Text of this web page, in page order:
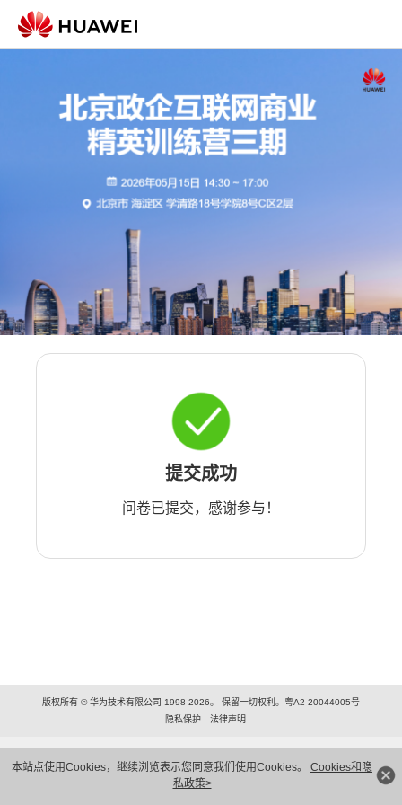
本站点使用Cookies，继续浏览表示您同意我们使用Cookies。 Cookies和隐
私政策>
提交成功
问卷已提交，感谢参与！
版权所有 © 华为技术有限公司 1998-2026。 保留一切权利。粤A2-20044005号
隐私保护
法律声明